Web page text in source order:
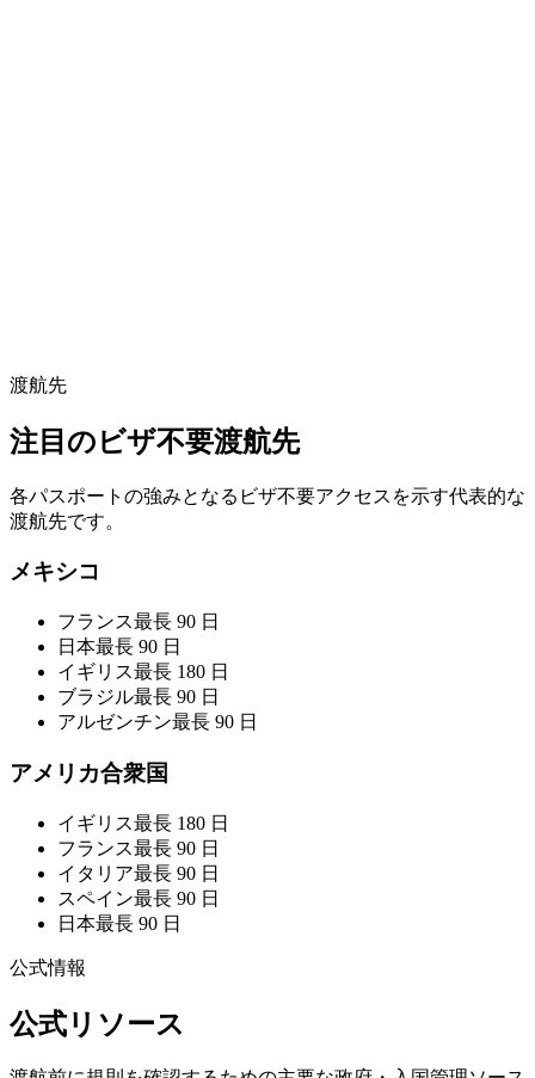
渡航先
注目のビザ不要渡航先
各パスポートの強みとなるビザ不要アクセスを示す代表的な
渡航先です。
メキシコ
フランス最長 90 日
日本最長 90 日
イギリス最長 180 日
ブラジル最長 90 日
アルゼンチン最長 90 日
アメリカ合衆国
イギリス最長 180 日
フランス最長 90 日
イタリア最長 90 日
スペイン最長 90 日
日本最長 90 日
公式情報
公式リソース